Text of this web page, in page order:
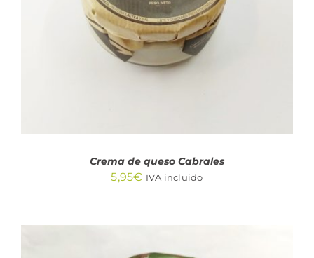
DETALLES
Crema de queso Cabrales
5,95€ IVA incluido